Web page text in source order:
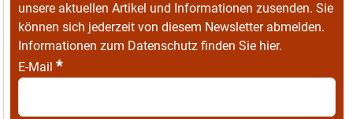
unsere aktuellen Artikel und Informationen zusenden. Sie
können sich jederzeit von diesem Newsletter abmelden.
Informationen zum Datenschutz finden Sie hier.
E-Mail *